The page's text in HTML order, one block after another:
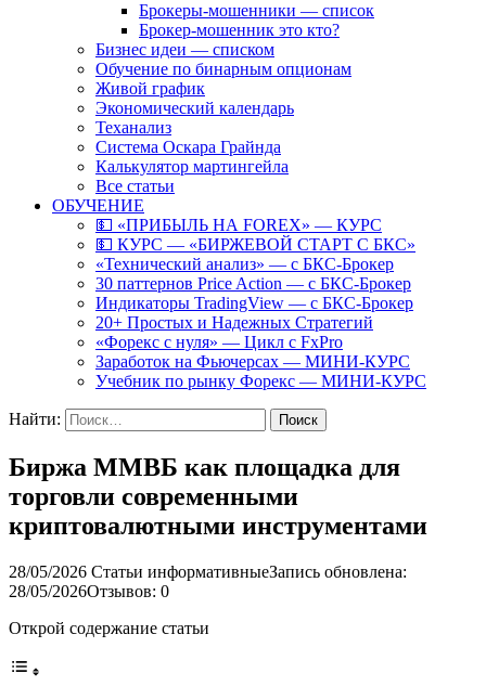
Брокеры-мошенники — список
Брокер-мошенник это кто?
Бизнес идеи — списком
Обучение по бинарным опционам
Живой график
Экономический календарь
Теханализ
Система Оскара Грайнда
Калькулятор мартингейла
Все статьи
ОБУЧЕНИЕ
💵 «ПРИБЫЛЬ НА FOREX» — КУРС
💵 КУРС — «БИРЖЕВОЙ СТАРТ С БКС»
«Технический анализ» — с БКС-Брокер
30 паттернов Price Action — с БКС-Брокер
Индикаторы TradingView — с БКС-Брокер
20+ Простых и Надежных Стратегий
«Форекс с нуля» — Цикл с FxPro
Заработок на Фьючерсах — МИНИ-КУРС
Учебник по рынку Форекс — МИНИ-КУРС
Найти:
Биржа ММВБ как площадка для
торговли современными
криптовалютными инструментами
28/05/2026 Статьи информативныеЗапись обновлена:
28/05/2026Отзывов: 0
Открой содержание статьи